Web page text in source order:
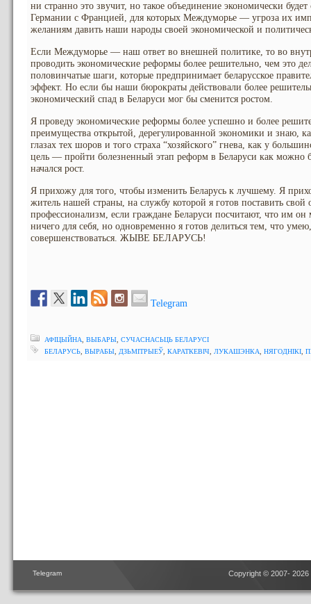
ни странно это звучит, но такое объединение экономически
Германии с Францией, для которых Междуморье — угроза их
желаниям давить наши народы своей экономической и
Если Междуморье — наш ответ во внешней политике, то во
проводить экономические реформы более решительно, чем это
половинчатые шаги, которые предпринимает беларусское
эффект. Но если бы наши бюрократы действовали более
экономический спад в Беларуси мог бы сменится ростом.
Я проведу экономические реформы более успешно и более
преимущества открытой, дерегулированной экономики и знаю,
глазах тех шоров и того страха “хозяйского” гнева, как у
цель — пройти болезненный этап реформ в Беларуси как можно
начался рост.
Я прихожу для того, чтобы изменить Беларусь к лучшему. Я
житель нашей страны, на службу которой я готов поставить
профессионализм, если граждане Беларуси посчитают, что им
ничего для себя, но одновременно я готов делиться тем, что
совершенствоваться. ЖЫВЕ БЕЛАРУСЬ!
Telegram
АФІЦЫЙНА ВЫБАРЫ СУЧАСНАСЬЦЬ БЕЛАРУСІ
БЕЛАРУСЬ ВЫРАБЫ ДЗЬМІТРЫЕЎ КАРАТКЕВІЧ ЛУКАШЭНКА НЯГОДНІКІ
Telegram Copyright © 2007- 2026